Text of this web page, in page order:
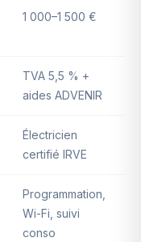
1 000–1 500 €
TVA 5,5 % +
aides ADVENIR
Électricien
certifié IRVE
Programmation,
Wi-Fi, suivi
conso